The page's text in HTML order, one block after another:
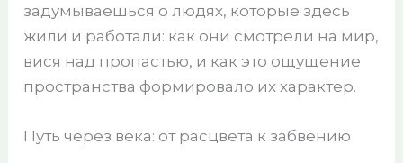
задумываешься о людях, которые здесь
жили и работали: как они смотрели на мир,
вися над пропастью, и как это ощущение
пространства формировало их характер.
Путь через века: от расцвета к забвению